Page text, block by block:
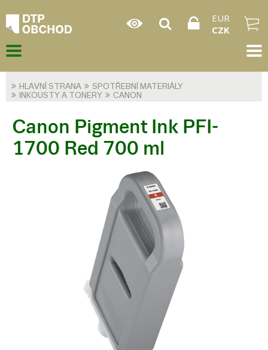
EUR
CZK
HLAVNÍ STRANA
SPOTŘEBNÍ MATERIÁLY
INKOUSTY A TONERY
CANON
Canon Pigment Ink PFI-
1700 Red 700 ml